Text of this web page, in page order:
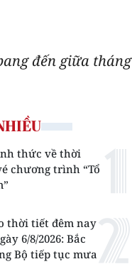
đến giữa tháng
thức về thời
chương trình “Tổ
thời tiết đêm nay
6/8/2026: Bắc
Bộ tiếp tục mưa